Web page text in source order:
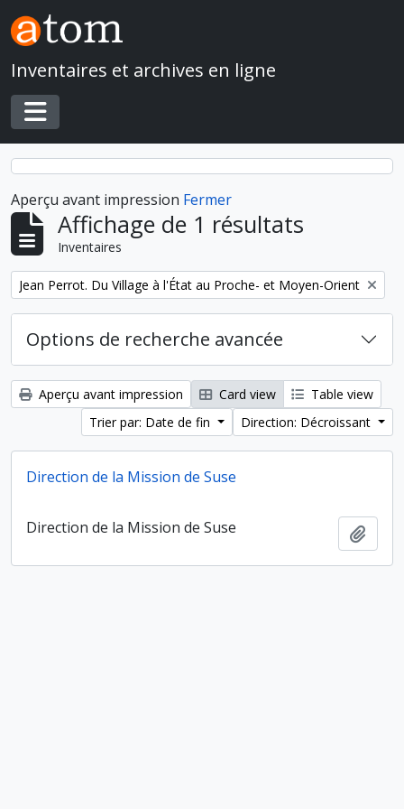
Skip to main content
Inventaires et archives en ligne
Toggle navigation
Aperçu avant impression Fermer
Affichage de 1 résultats
Inventaires
Remove filter:
Jean Perrot. Du Village à l'État au Proche- et Moyen-Orient
Options de recherche avancée
Aperçu avant impression Card view
Table view
Trier par: Date de fin
Direction: Décroissant
Direction de la Mission de Suse
Direction de la Mission de Suse